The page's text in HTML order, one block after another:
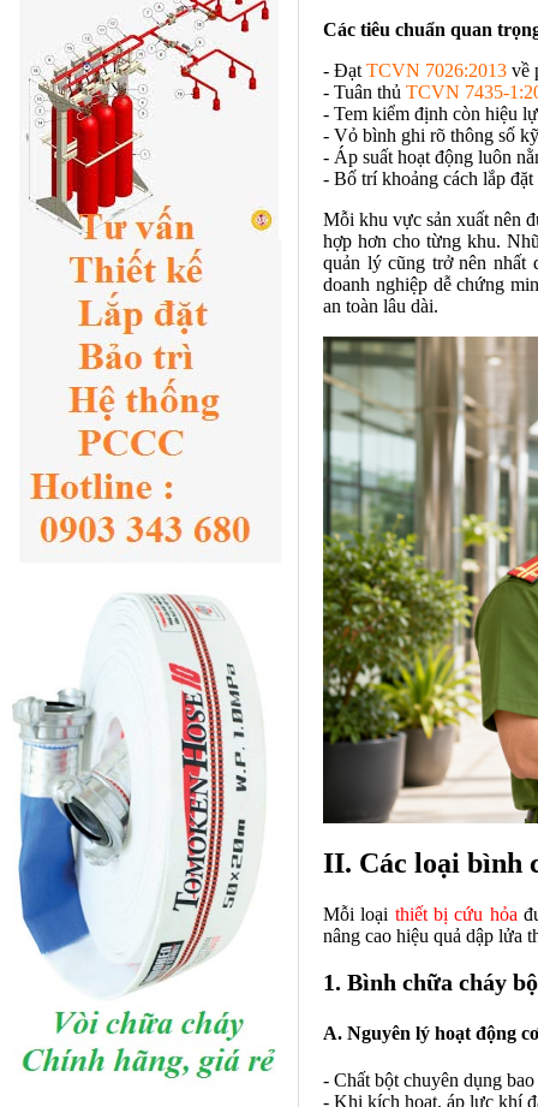
Các tiêu chuẩn quan
- Đạt TCVN 7026:2013 về
- Tuân thủ TCVN 7435-
- Tem kiểm định còn hiệu
- Vỏ bình ghi rõ thông số
- Áp suất hoạt động luôn
- Bố trí khoảng cách lắp
Mỗi khu vực sản xuất nên
hợp hơn cho từng khu.
quản lý cũng trở nên nhất
doanh nghiệp dễ chứng
an toàn lâu dài.
II. Các loại bình
Mỗi loại thiết bị cứu hỏa
nâng cao hiệu quả dập lửa
1. Bình chữa cháy
A. Nguyên lý hoạt động
- Chất bột chuyên dụng
- Khi kích hoạt, áp lực khí